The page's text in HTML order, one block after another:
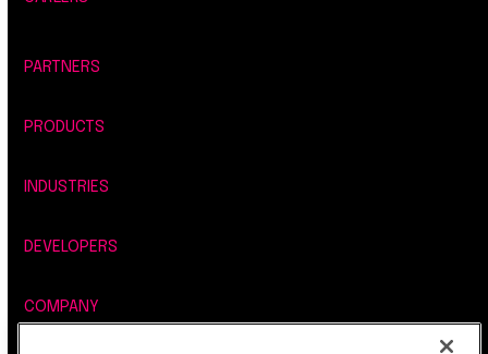
PARTNERS
PRODUCTS
INDUSTRIES
DEVELOPERS
COMPANY